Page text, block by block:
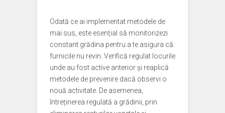
Odată ce ai implementat metodele de
mai sus, este esențial să monitorizezi
constant grădina pentru a te asigura că
furnicile nu revin. Verifică regulat locurile
unde au fost active anterior și reaplică
metodele de prevenire dacă observi o
nouă activitate. De asemenea,
întreținerea regulată a grădinii, prin